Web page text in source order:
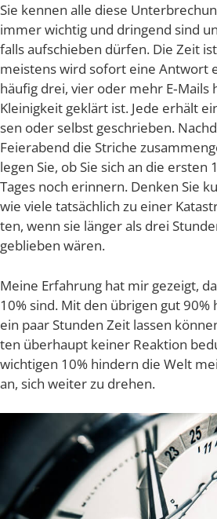
Sie ken­nen alle die­se
immer wich­tig und drin­gend sind
falls auf­schie­ben dür­fen. Die Zeit
meis­tens wird sofort eine Ant­wort
häu­fig drei, vier oder mehr E‑Mails
Klei­nig­keit geklärt ist. Jede erhält
sen oder selbst geschrie­ben.
Fei­er­abend die Stri­che
le­gen Sie, ob Sie sich an die ers­ten
Tages noch erin­nern. Den­ken Sie
wie vie­le tat­säch­lich zu einer
ten, wenn sie län­ger als drei
geblie­ben wären.
Mei­ne Erfah­rung hat mir gezeigt,
10% sind. Mit den übri­gen gut
ein paar Stun­den Zeit las­sen
ten über­haupt kei­ner Reak­ti­on
wich­ti­gen 10% hin­dern die Welt
an, sich wei­ter zu drehen.